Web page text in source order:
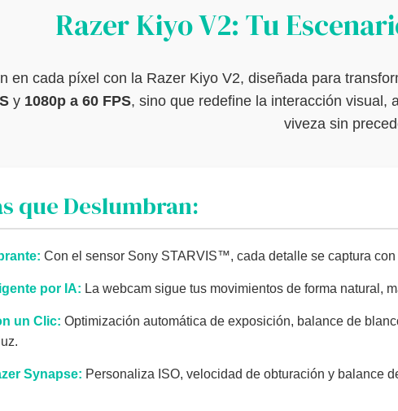
Razer Kiyo V2: Tu
en cada píxel con la Razer Kiyo V2, diseñada para
y 1080p a 60 FPS, sino que redefine la interacción visual,
viveza sin
que Deslumbran:
Con el sensor Sony STARVIS™, cada detalle se captura
por IA: La webcam sigue tus movimientos de forma natural,
un Clic: Optimización automática de exposición, balance de
Synapse: Personaliza ISO, velocidad de obturación y balance